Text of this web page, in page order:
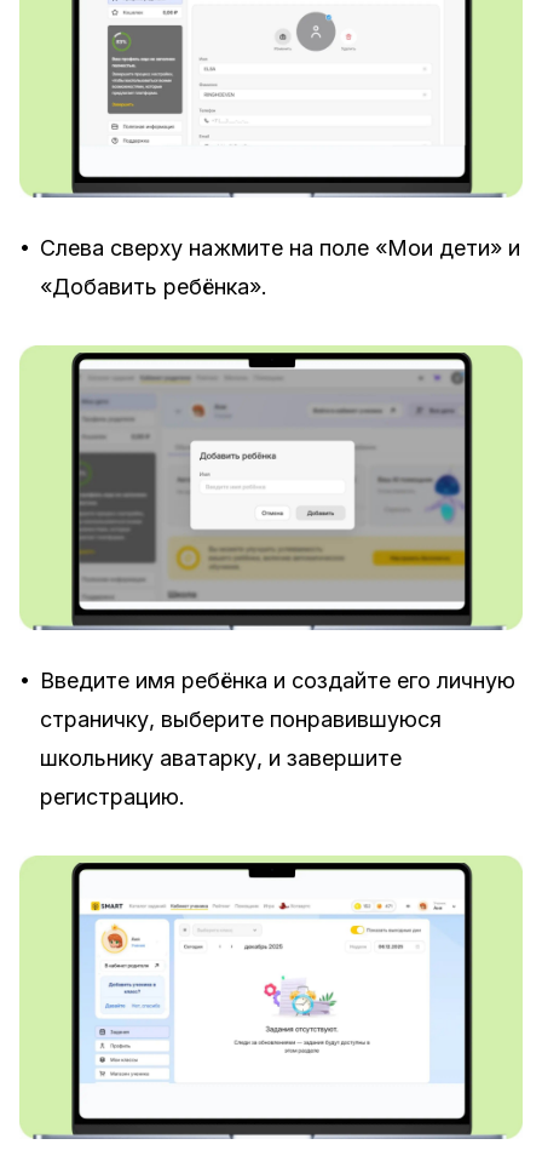
• Слева сверху нажмите на поле «Мои дети» и
«Добавить ребёнка».
• Введите имя ребёнка и создайте его личную
страничку, выберите понравившуюся
школьнику аватарку, и завершите
регистрацию.